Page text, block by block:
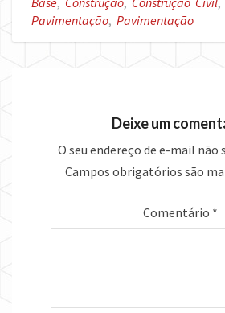
Pavimentação, Pavimentação
Deixe um
O seu endereço de e-mail não
Campos obrigatórios são
Comentário *